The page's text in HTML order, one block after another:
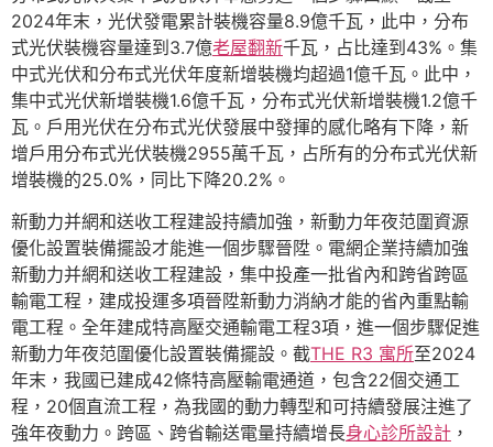
2024年末，光伏發電累計裝機容量8.9億千瓦，此中，分布
式光伏裝機容量達到3.7億老屋翻新千瓦，占比達到43%。集
中式光伏和分布式光伏年度新增裝機均超過1億千瓦。此中，
集中式光伏新增裝機1.6億千瓦，分布式光伏新增裝機1.2億千
瓦。戶用光伏在分布式光伏發展中發揮的感化略有下降，新
增戶用分布式光伏裝機2955萬千瓦，占所有的分布式光伏新
增裝機的25.0%，同比下降20.2%。
新動力并網和送收工程建設持續加強，新動力年夜范圍資源
優化設置裝備擺設才能進一個步驟晉陞。電網企業持續加強
新動力并網和送收工程建設，集中投產一批省內和跨省跨區
輸電工程，建成投運多項晉陞新動力消納才能的省內重點輸
電工程。全年建成特高壓交通輸電工程3項，進一個步驟促進
新動力年夜范圍優化設置裝備擺設。截THE R3 寓所至2024
年末，我國已建成42條特高壓輸電通道，包含22個交通工
程，20個直流工程，為我國的動力轉型和可持續發展注進了
強年夜動力。跨區、跨省輸送電量持續增長身心診所設計 ，